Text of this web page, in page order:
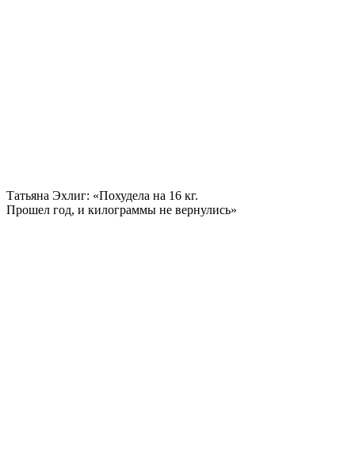
Татьяна Эхлиг: «Похудела на 16 кг.
Прошел год, и килограммы не вернулись»